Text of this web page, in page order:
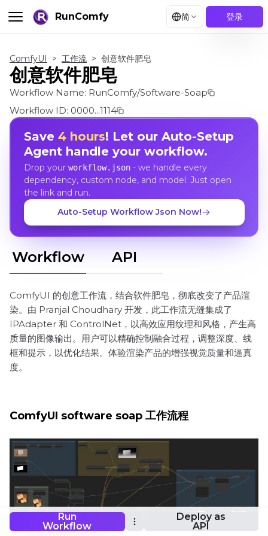
RunComfy 简 登录
Run
Workflow
Deploy as
API
ComfyUI > 工作流 > 创意软件肥皂
创意软件肥皂
Workflow Name: RunComfy/Software-Soap
Workflow ID: 0000...1114
Save 4 hours! Let our Auto-Setup
Agent handle your workflow.
Drop your workflow.json- we handle every
dependency, custom node, and model. Just open
the link and run.
Auto-Setup Workflow Json Now!
Workflow API
ComfyUI 的创意工作流，结合软件肥皂，彻底改变了产品渲
染。由 Pranjal Choudhary 开发，此工作流无缝集成了
IPAdapter 和 ControlNet，以高效应用纹理和风格，产生高
质量的图像输出。用户可以精确控制融合过程，调整深度、线
框和提示，以优化结果。体验渲染产品的增强视觉质量和逼真
度。
ComfyUI software soap 工作流程